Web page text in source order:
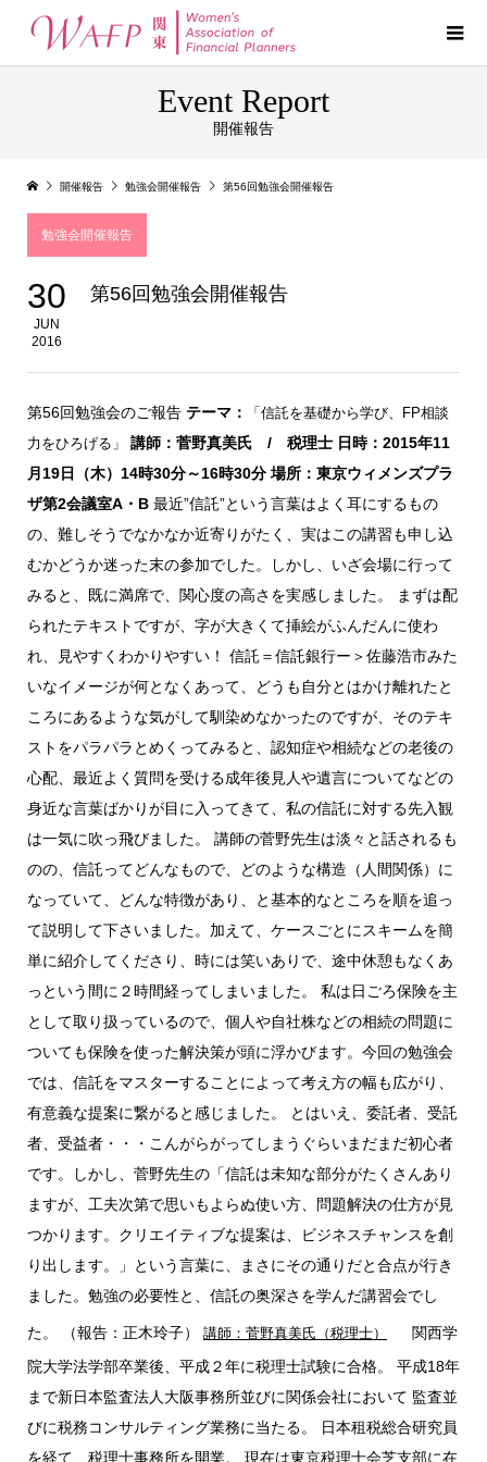
Event Report
開催報告
開催報告 勉強会開催報告 第56回勉強会開催報告
勉強会開催報告
30
JUN
2016
第56回勉強会開催報告
第56回勉強会のご報告 テーマ：
「信託を基礎から学び、FP相談
力をひろげる」
講師：菅野真美氏 / 税理士 日時：2015年11
月19日（木）14時30分～16時30分 場所：東京ウィメンズプラ
ザ第2会議室A・B最近”信託”という言葉はよく耳にするもの
の、難しそうでなかなか近寄りがたく、実はこの講習も申し込
むかどうか迷った末の参加でした。しかし、いざ会場に行って
みると、既に満席で、関心度の高さを実感しました。 まずは配
られたテキストですが、字が大きくて挿絵がふんだんに使わ
れ、見やすくわかりやすい！ 信託＝信託銀行ー＞佐藤浩市みた
いなイメージが何となくあって、どうも自分とはかけ離れたと
ころにあるような気がして馴染めなかったのですが、そのテキ
ストをパラパラとめくってみると、認知症や相続などの老後の
心配、最近よく質問を受ける成年後見人や遺言についてなどの
身近な言葉ばかりが目に入ってきて、私の信託に対する先入観
は一気に吹っ飛びました。 講師の菅野先生は淡々と話されるも
のの、信託ってどんなもので、どのような構造（人間関係）に
なっていて、どんな特徴があり、と基本的なところを順を追っ
て説明して下さいました。加えて、ケースごとにスキームを簡
単に紹介してくださり、時には笑いありで、途中休憩もなくあ
っという間に２時間経ってしまいました。 私は日ごろ保険を主
として取り扱っているので、個人や自社株などの相続の問題に
ついても保険を使った解決策が頭に浮かびます。今回の勉強会
では、信託をマスターすることによって考え方の幅も広がり、
有意義な提案に繋がると感じました。 とはいえ、委託者、受託
者、受益者・・・こんがらがってしまうぐらいまだまだ初心者
です。しかし、菅野先生の「信託は未知な部分がたくさんあり
ますが、工夫次第で思いもよらぬ使い方、問題解決の仕方が見
つかります。クリエイティブな提案は、ビジネスチャンスを創
り出します。」という言葉に、まさにその通りだと合点が行き
ました。勉強の必要性と、信託の奥深さを学んだ講習会でし
た。 （報告：正木玲子） 講師：菅野真美氏（税理士）
関西学
院大学法学部卒業後、平成２年に税理士試験に合格。 平成18年
まで新日本監査法人大阪事務所並びに関係会社において 監査並
びに税務コンサルティング業務に当たる。 日本租税総合研究員
を経て、税理士事務所を開業。 現在は東京税理士会芝支部に在